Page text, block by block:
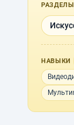
РАЗДЕЛЫ
НАВЫКИ